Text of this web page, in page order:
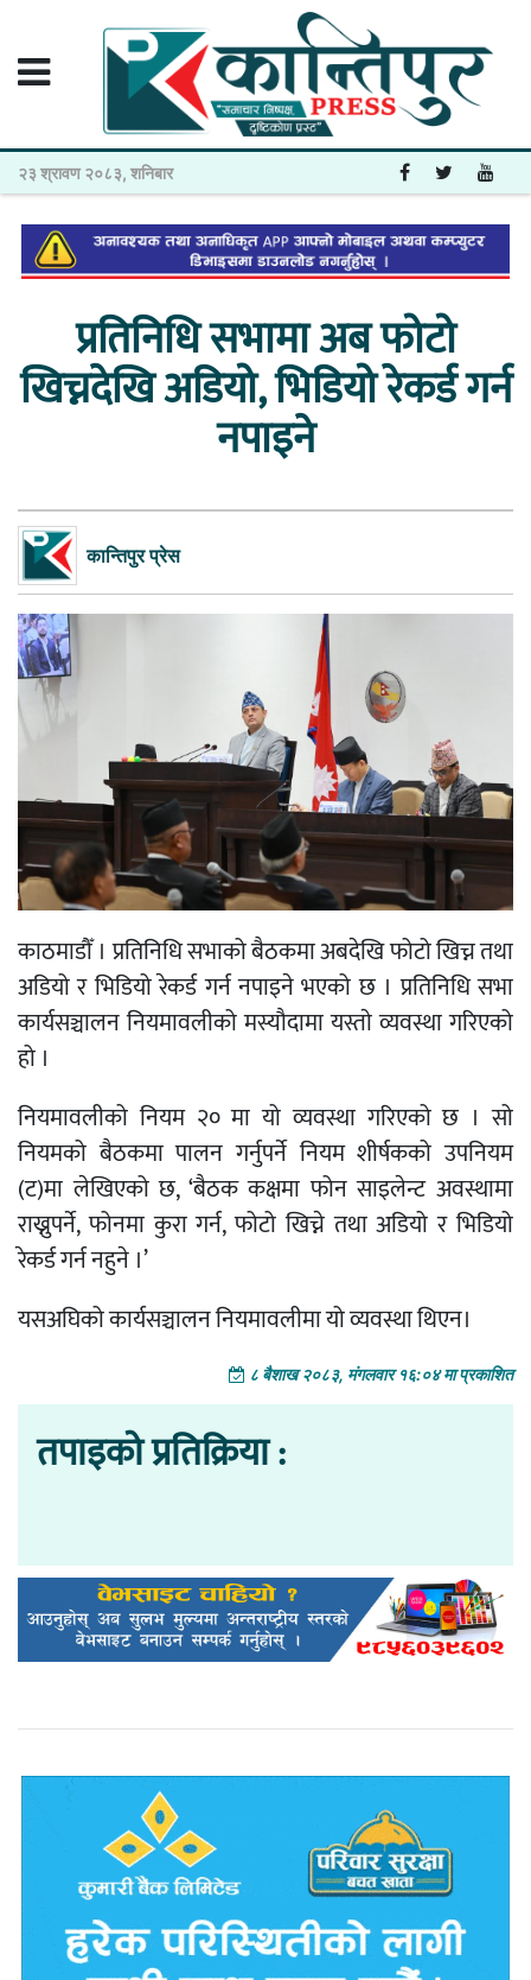
२३ श्रावण २०८३, शनिबार
प्रतिनिधि सभामा अब फोटो
खिच्नदेखि अडियो, भिडियो रेकर्ड गर्न
नपाइने
कान्तिपुर प्रेस
काठमाडौँ । प्रतिनिधि सभाको बैठकमा अबदेखि फोटो खिच्न तथा
अडियो र भिडियो रेकर्ड गर्न नपाइने भएको छ । प्रतिनिधि सभा
कार्यसञ्चालन नियमावलीको मस्यौदामा यस्ताे व्यवस्था गरिएको
हो ।
नियमावलीको नियम २० मा यो व्यवस्था गरिएको छ । सो
नियमको बैठकमा पालन गर्नुपर्ने नियम शीर्षकको उपनियम
(ट)मा लेखिएको छ, ‘बैठक कक्षमा फोन साइलेन्ट अवस्थामा
राख्नुपर्ने, फोनमा कुरा गर्न, फोटो खिच्ने तथा अडियो र भिडियो
रेकर्ड गर्न नहुने ।’
यसअघिको कार्यसञ्चालन नियमावलीमा यो व्यवस्था थिएन।
८ बैशाख २०८३, मंगलवार १६:०४ मा प्रकाशित
तपाइको प्रतिक्रिया :